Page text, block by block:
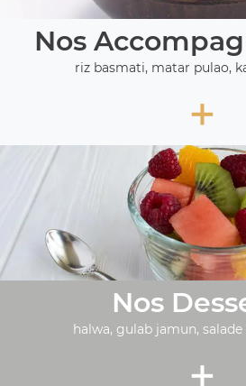
Nos
riz basmati, matar pulao,
+
Nos
halwa, gulab jamun,
+